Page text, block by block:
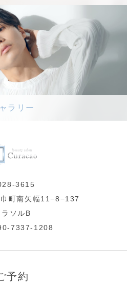
ラリー
3615
町南矢幅11−8−137
ラソルB
7337-1208
予約